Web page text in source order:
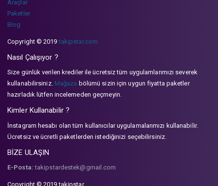
Araçlar
Paketler
Blog
Copyright © 2019takipstar.com
Nasıl Çalışıyor ?
Size günlük verilen krediler ile ücretsiz tüm uygulamlarımızı severek
kullanabilirsiniz. Mağaza bölümü sizin için uygun fiyatta paketler
hazırladık lütfen incelemeden geçmeyin.
Kimler Kullanabilir ?
İnstagram hesabı olan tüm kullanıcılar uygulamalarımızı kullanabilir.
Ücretsiz ve ücretli paketlerden istediğinizi seçebilirsiniz.
BİZE ULAŞIN
E-Posta: takipstardestek@gmail.com
Copyright © 2019 takipstar.